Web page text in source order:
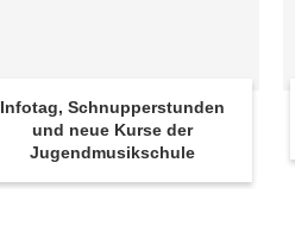
Infotag, Schnupperstunden
und neue Kurse der
Jugendmusikschule